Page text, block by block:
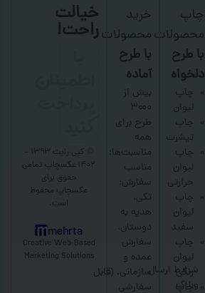
شرایط ارسال
وبلاگ
چاپ
محصولات
با طرح
دلخواه
چاپ
لیوان
چاپ
تیشرت
چاپ
لیوان
حرارتی
چاپ
لیوان
سفید
چاپ
لیوان
رنگی
چاپ
خرید
محصولات
با طرح
آماده
بیش از
۳۰۰۰
طرح برای
همه
مناسبت‌ها؛
مناسب
سفارش:
تکی،
هدیه به
دوستان،
سفارش
عمده و
سازمانی. (قابل
سفارشی
خیالت
راحت!
۱۴۰۲ عکسچاپ
تمامی
حقوق برای
عکسچاپ محفوظ
است.
mehrta
Creative Web-Based
Marketing Solutions